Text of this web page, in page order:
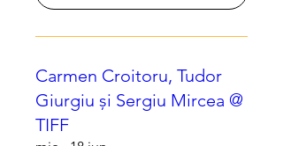
Carmen Croitoru, Tudor
Giurgiu și Sergiu Mircea @
TIFF